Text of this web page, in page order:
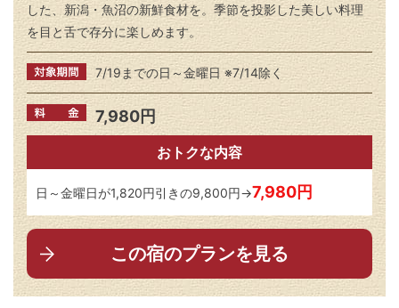
した、新潟・魚沼の新鮮食材を。季節を投影した美しい料理
を目と舌で存分に楽しめます。
7/19までの日～金曜日 ※7/14除く
7,980円
おトクな内容
日～金曜日が1,820円引きの9,800円→7,980円
この宿のプランを見る